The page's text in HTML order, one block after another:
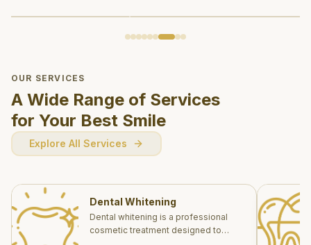
OUR SERVICES
A Wide Range of Services
for Your Best Smile
Explore All Services
Dental Whitening
Dental whitening is a professional
cosmetic treatment designed to